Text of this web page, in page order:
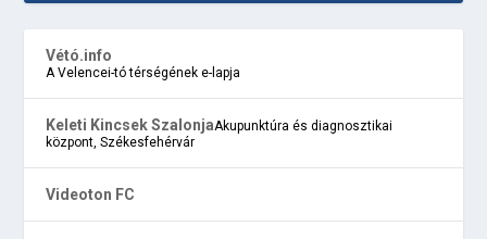
Vétó.info
A Velencei-tó térségének e-lapja
Keleti Kincsek SzalonjaAkupunktúra és diagnosztikai
központ, Székesfehérvár
Videoton FC